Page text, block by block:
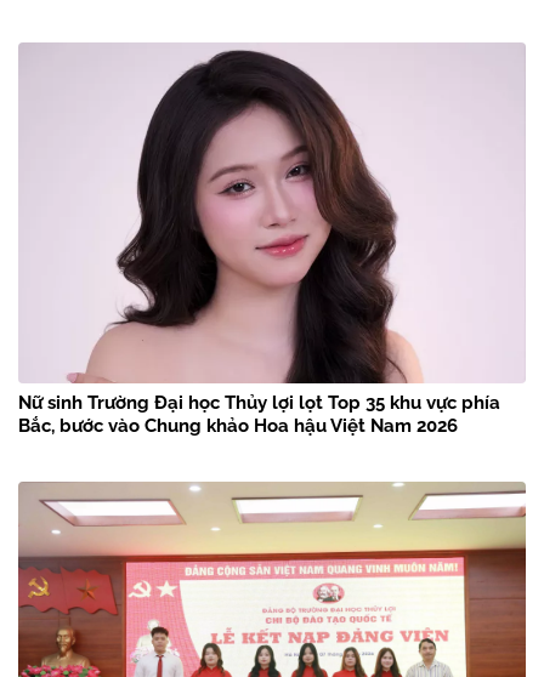
Nữ sinh Trường Đại học Thủy lợi lọt Top 35 khu vực phía
Bắc, bước vào Chung khảo Hoa hậu Việt Nam 2026